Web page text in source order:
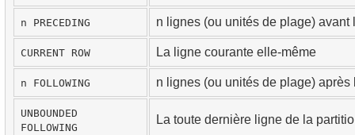
n PRECEDING n lignes (ou unités de plage) avant
CURRENT ROW La ligne courante elle-même
n FOLLOWING n lignes (ou unités de plage)
UNBOUNDED
FOLLOWING
La toute dernière ligne de la